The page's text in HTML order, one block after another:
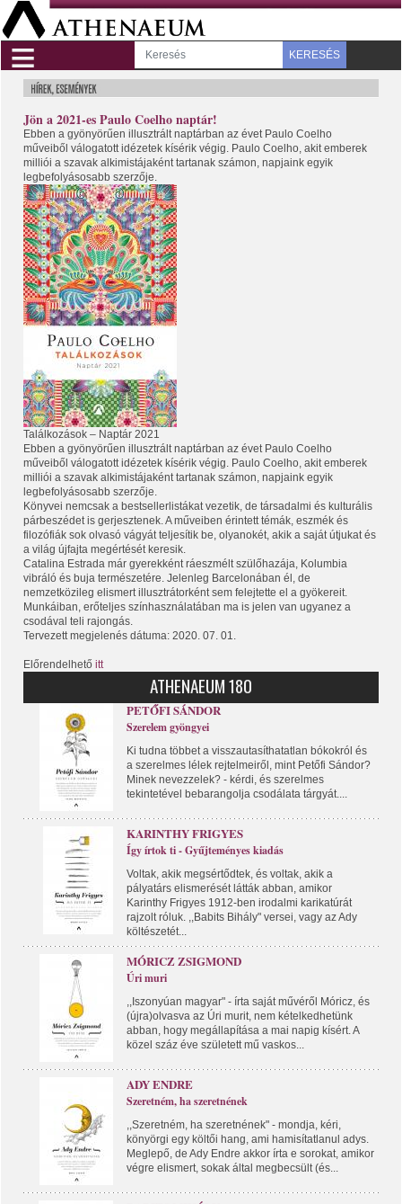
≡ KERESÉS
Jön a 2021-es Paulo Coelho naptár!
Ebben a gyönyörűen illusztrált naptárban az évet Paulo Coelho
műveiből válogatott idézetek kísérik végig. Paulo Coelho, akit emberek
milliói a szavak alkimistájaként tartanak számon, napjaink egyik
legbefolyásosabb szerzője.
Találkozások – Naptár 2021
Ebben a gyönyörűen illusztrált naptárban az évet Paulo Coelho
műveiből válogatott idézetek kísérik végig. Paulo Coelho, akit emberek
milliói a szavak alkimistájaként tartanak számon, napjaink egyik
legbefolyásosabb szerzője.
Könyvei nemcsak a bestsellerlistákat vezetik, de társadalmi és kulturális
párbeszédet is gerjesztenek. A műveiben érintett témák, eszmék és
filozófiák sok olvasó vágyát teljesítik be, olyanokét, akik a saját útjukat és
a világ újfajta megértését keresik.
Catalina Estrada már gyerekként ráeszmélt szülőhazája, Kolumbia
vibráló és buja természetére. Jelenleg Barcelonában él, de
nemzetközileg elismert illusztrátorként sem felejtette el a gyökereit.
Munkáiban, erőteljes színhasználatában ma is jelen van ugyanez a
csodával teli rajongás.
Tervezett megjelenés dátuma: 2020. 07. 01.
Előrendelhető itt
ATHENAEUM 180
PETŐFI SÁNDOR
Szerelem gyöngyei
Ki tudna többet a visszautasíthatatlan bókokról és
a szerelmes lélek rejtelmeiről, mint Petőfi Sándor?
Minek nevezzelek? - kérdi, és szerelmes
tekintetével bebarangolja csodálata tárgyát....
KARINTHY FRIGYES
Így írtok ti - Gyűjteményes kiadás
Voltak, akik megsértődtek, és voltak, akik a
pályatárs elismerését látták abban, amikor
Karinthy Frigyes 1912-ben irodalmi karikatúrát
rajzolt róluk. ,,Babits Bihály" versei, vagy az Ady
költészetét...
MÓRICZ ZSIGMOND
Úri muri
,,Iszonyúan magyar" - írta saját művéről Móricz, és
(újra)olvasva az Úri murit, nem kételkedhetünk
abban, hogy megállapítása a mai napig kísért. A
közel száz éve született mű vaskos...
ADY ENDRE
Szeretném, ha szeretnének
,,Szeretném, ha szeretnének" - mondja, kéri,
könyörgi egy költői hang, ami hamisítatlanul adys.
Meglepő, de Ady Endre akkor írta e sorokat, amikor
végre elismert, sokak által megbecsült (és...